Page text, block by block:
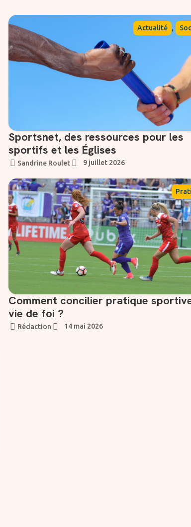
Actualité ,
Sportsnet, des ressources pour les
sportifs et les Églises
Sandrine Roulet 9 juillet 2026
Comment concilier pratique
vie de foi ?
Rédaction 14 mai 2026